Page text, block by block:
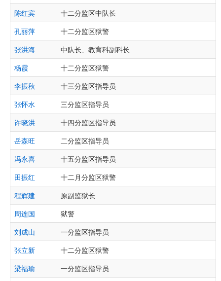
陈红宾
十二分监区中队长
孔丽萍
十二分监区狱警
张洪海
中队长、教育科副科长
杨霞
十二分监区狱警
李振秋
十三分监区指导员
张怀水
三分监区指导员
许晓洪
十四分监区指导员
岳森旺
二分监区指导员
冯永喜
十五分监区指导员
田振红
十二月分监区狱警
程辉建
原副监狱长
周连国
狱警
刘成山
一分监区指导员
张立新
十二分监区狱警
梁福瑜
一分监区指导员